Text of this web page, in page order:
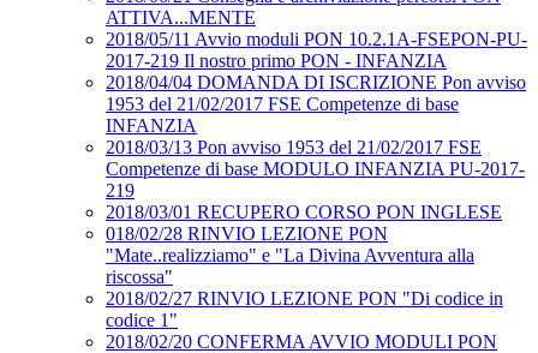
ATTIVA...MENTE
2018/05/11 Avvio moduli PON 10.2.1A-FSEPON-PU-
2017-219 Il nostro primo PON - INFANZIA
2018/04/04 DOMANDA DI ISCRIZIONE Pon avviso
1953 del 21/02/2017 FSE Competenze di base
INFANZIA
2018/03/13 Pon avviso 1953 del 21/02/2017 FSE
Competenze di base MODULO INFANZIA PU-2017-
219
2018/03/01 RECUPERO CORSO PON INGLESE
018/02/28 RINVIO LEZIONE PON
"Mate..realizziamo" e "La Divina Avventura alla
riscossa"
2018/02/27 RINVIO LEZIONE PON "Di codice in
codice 1"
2018/02/20 CONFERMA AVVIO MODULI PON